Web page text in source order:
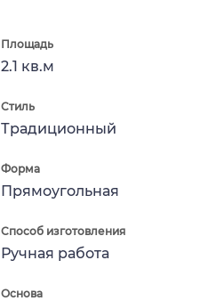
Площадь
2.1 кв.м
Стиль
Традиционный
Форма
Прямоугольная
Способ изготовления
Ручная работа
Основа